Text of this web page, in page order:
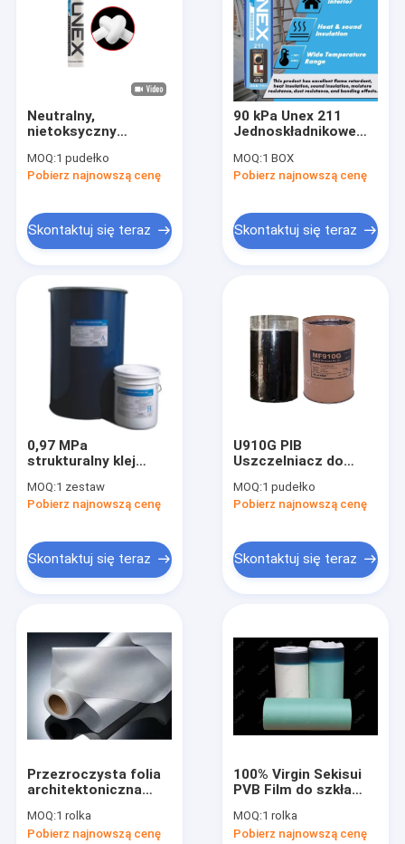
O nas
Wycieczka po fabryce
Kontrola jakości
Aktualności
Uszczelniacz silikonowy do szkła
Uszczelniacz do szklenia strukturalnego
Uszczelniacz do szyb zespolonych
Aluminiowa przekładka okienna
Neutralny,
nietoksyczny
do szkła o
gramaturze 1,53
MOQ:1 pudełko
Pobierz najnowszą cenę
Skontaktuj się teraz
90 kPa Unex 211
Jednoskładnikowe
silikonowe z pianki
poliuretanowej
MOQ:1 BOX
Pobierz najnowszą cenę
Skontaktuj się teraz
0,97 MPa
strukturalny klej
aluminium 1,41 g /
cm3
MOQ:1 zestaw
Pobierz najnowszą cenę
Skontaktuj się teraz
U910G PIB
Uszczelniacz do
Topliwy butylowy
uszczelniacz
MOQ:1 pudełko
Pobierz najnowszą cenę
Skontaktuj się teraz
Przezroczysta folia
architektoniczna
0,38 mm 0,76 mm
1,14 mm 1,52 mm2
MOQ:1 rolka
Pobierz najnowszą cenę
100% Virgin Sekisui
PVB Film do szkła
mm
MOQ:1 rolka
Pobierz najnowszą cenę